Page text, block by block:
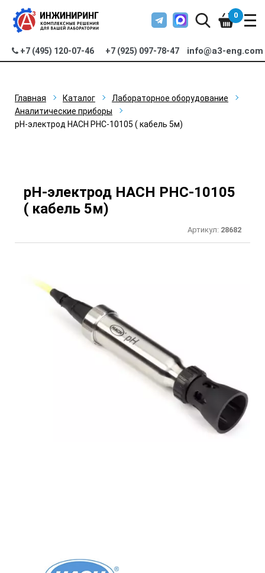
+7 (495) 120-07-46 +7 (925) 097-78-47 info@a3-eng.com
0
Главная Каталог
Лабораторное оборудование
Аналитические приборы
рН-электрод HACH PHC-10105 ( кабель 5м)
рН-электрод HACH PHC-10105
( кабель 5м)
Артикул: 28682